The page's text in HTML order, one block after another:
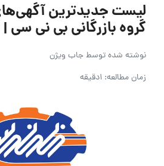
لیست جدیدترین
گروه بازرگانی بی نی سی | ۲ تیر ۱۴۰۵
نوشته شده توسطجاب ویژن
زمان مطالعه: 1دقیقه